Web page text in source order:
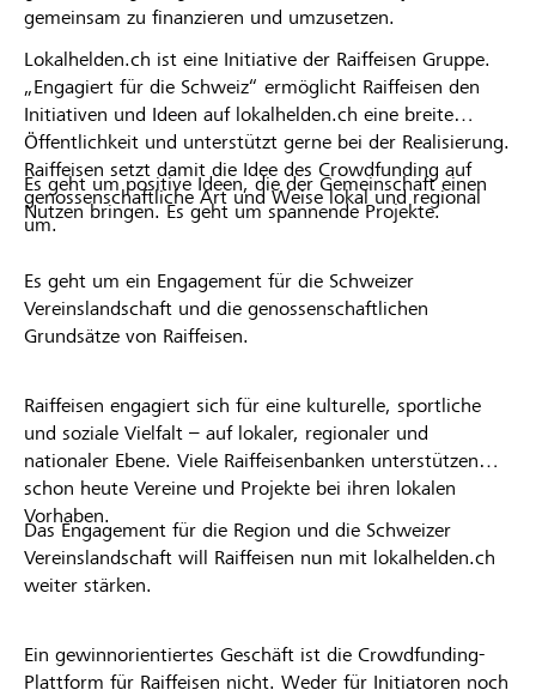
gemeinsam zu finanzieren und umzusetzen.
Lokalhelden.ch ist eine Initiative der Raiffeisen Gruppe.
„Engagiert für die Schweiz“ ermöglicht Raiffeisen den
Initiativen und Ideen auf lokalhelden.ch eine breite
Öffentlichkeit und unterstützt gerne bei der Realisierung.
Raiffeisen setzt damit die Idee des Crowdfunding auf
genossenschaftliche Art und Weise lokal und regional
um.
Es geht um positive Ideen, die der Gemeinschaft einen
Nutzen bringen. Es geht um spannende Projekte.
Es geht um ein Engagement für die Schweizer
Vereinslandschaft und die genossenschaftlichen
Grundsätze von Raiffeisen.
Raiffeisen engagiert sich für eine kulturelle, sportliche
und soziale Vielfalt – auf lokaler, regionaler und
nationaler Ebene. Viele Raiffeisenbanken unterstützen
schon heute Vereine und Projekte bei ihren lokalen
Vorhaben.
Das Engagement für die Region und die Schweizer
Vereinslandschaft will Raiffeisen nun mit lokalhelden.ch
weiter stärken.
Ein gewinnorientiertes Geschäft ist die Crowdfunding-
Plattform für Raiffeisen nicht. Weder für Initiatoren noch